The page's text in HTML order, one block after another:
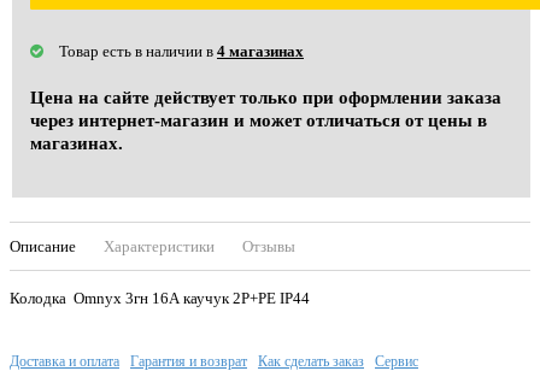
Товар есть в наличии в 4 магазинах
Цена на сайте действует только при оформлении заказа
через интернет-магазин и может отличаться от цены в
магазинах.
Описание Характеристики Отзывы
Колодка Omnyx 3гн 16А каучук 2P+PE IP44
Доставка и оплата Гарантия и возврат Как сделать заказ Сервис